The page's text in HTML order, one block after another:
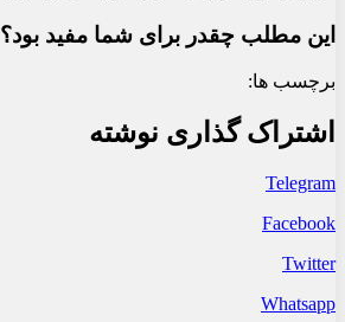
این مطلب چقدر برای شما مفید بود؟
برچسب ها:
اشتراک گذاری نوشته
Telegram
Facebook
Twitter
Whatsapp